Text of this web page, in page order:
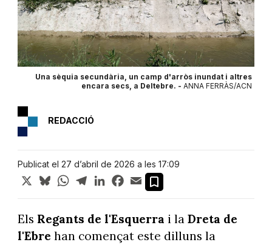
Una sèquia secundària, un camp d'arròs inundat i altres
encara secs, a Deltebre. - ANNA FERRÀS/ACN
REDACCIÓ
Publicat el 27 d’abril de 2026 a les 17:09
X BlueskyWhatsApp
TelegramLinkedInFacebook
Email
Els Regants de l'Esquerra i la Dreta de
l'Ebre han començat este dilluns la